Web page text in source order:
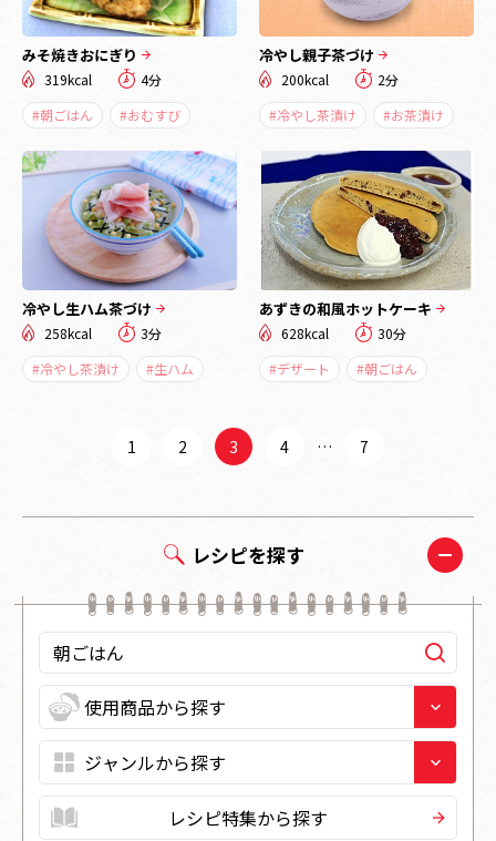
みそ焼きおにぎり
319kcal
4分
#朝ごはん
#おむすび
冷やし親子茶づけ
200kcal
2分
#冷やし茶漬け
#お茶漬け
冷やし生ハム茶づけ
258kcal
3分
#冷やし茶漬け
#生ハム
あずきの和風ホットケーキ
628kcal
30分
#デザート
#朝ごはん
1 2 3 4 … 7
レシピを探す
レシピ特集から探す